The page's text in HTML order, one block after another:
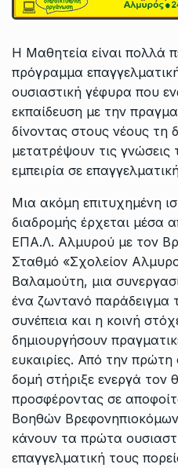
Η Μαθητεία είναι πολλά
πρόγραμμα
ουσιαστική γέφυρα που
εκπαίδευση με την
δίνοντας στους νέους τη
μετατρέψουν τις γνώσεις
εμπειρία σε
Μια ακόμη επιτυχημένη
διαδρομής έρχεται μέσα
ΕΠΑ.Λ. Αλμυρού με τον
Σταθμό «Σχολείον
Βαλαμούτη, μια
ένα ζωντανό παράδειγμα
συνέπεια και η κοινή
δημιουργήσουν
ευκαιρίες. Από την πρώτη
δομή στήριξε ενεργά τον
προσφέροντας σε
Βοηθών
κάνουν τα πρώτα
επαγγελματική τους